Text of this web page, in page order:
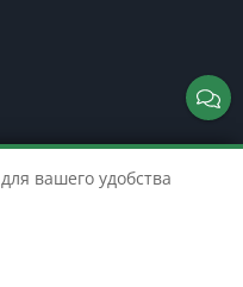
для вашего удобства